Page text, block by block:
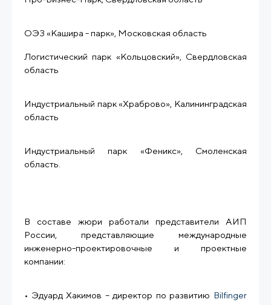
ОЭЗ «Кашира - парк», Московская область
Логистический парк «Кольцовский», Свердловская
область
Индустриальный парк «Храброво», Калининградская
область
Индустриальный парк «Феникс», Смоленская
область.
В составе жюри работали представители АИП
России, представляющие международные
инженерно-проектировочные и проектные
компании:
• Эдуард Хакимов – директор по развитию Bilfinger